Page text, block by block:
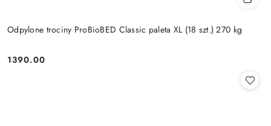
Odpylone trociny ProBioBED Classic paleta XL (18 szt.) 270 kg
Cena:
1390.00